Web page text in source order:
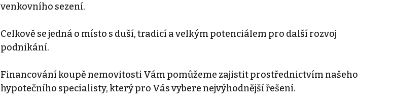
venkovního sezení.
Celkově se jedná o místo s duší, tradicí a velkým potenciálem pro další rozvoj
podnikání.
Financování koupě nemovitosti Vám pomůžeme zajistit prostřednictvím našeho
hypotečního specialisty, který pro Vás vybere nejvýhodnější řešení.